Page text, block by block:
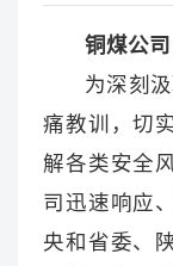
铜煤公司
为深刻
痛教训，切
解各类安全
司迅速响应
央和省委、